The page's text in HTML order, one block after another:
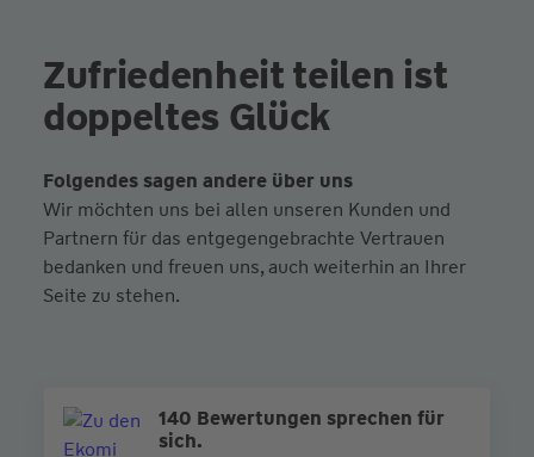
Zufriedenheit teilen ist
doppeltes Glück
Folgendes sagen andere über uns
Wir möchten uns bei allen unseren Kunden und
Partnern für das entgegengebrachte Vertrauen
bedanken und freuen uns, auch weiterhin an Ihrer
Seite zu stehen.
140 Bewertungen sprechen für
sich.